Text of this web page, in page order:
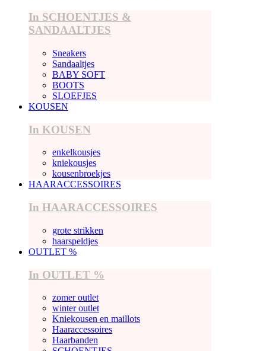
In SCHOENTJES &
SANDAALTJES
Sneakers
Sandaaltjes
BABY SOFT
BOOTS
SLOEFJES
KOUSEN
In KOUSEN
enkelkousjes
kniekousjes
kousenbroekjes
HAARACCESSOIRES
In HAARACCESSOIRES
grote strikken
haarspeldjes
OUTLET %
In OUTLET %
zomer outlet
winter outlet
Kniekousen en maillots
Haaraccessoires
Haarbanden